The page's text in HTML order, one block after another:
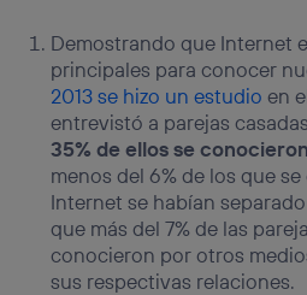
Demostrando que Internet
principales para conocer
2013 se hizo un estudio en
entrevistó a parejas
35% de ellos se
menos del 6% de los que
Internet se habían
que más del 7% de las
conocieron por otros
sus respectivas relaciones.